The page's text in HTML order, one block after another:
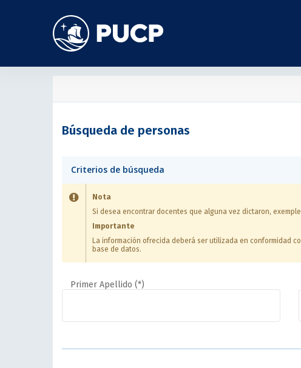
Búsqueda de personas
Criterios de búsqueda
Nota
Si desea encontrar docentes que alguna vez dictaron,
Importante
La información ofrecida deberá ser utilizada en conformidad
base de datos.
Primer Apellido (*)